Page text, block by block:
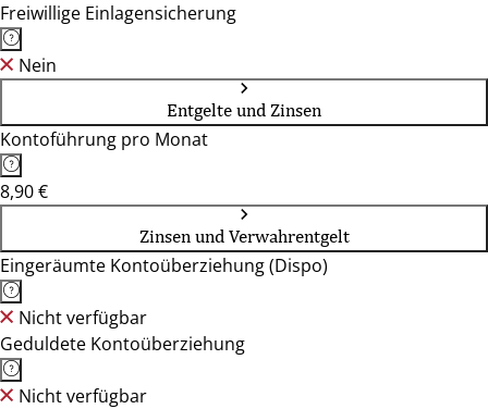
Freiwillige Einlagensicherung
Nein
Entgelte und Zinsen
Kontoführung pro Monat
8,90 €
Zinsen und Verwahrentgelt
Eingeräumte Kontoüberziehung (Dispo)
Nicht verfügbar
Geduldete Kontoüberziehung
Nicht verfügbar